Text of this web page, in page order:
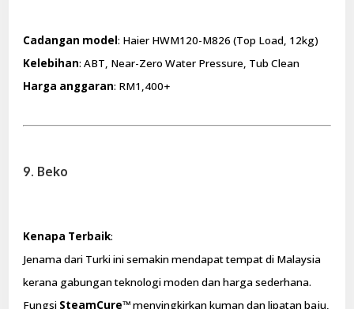
Cadangan model: Haier HWM120-M826 (Top Load, 12kg)
Kelebihan: ABT, Near-Zero Water Pressure, Tub Clean
Harga anggaran: RM1,400+
9. Beko
Kenapa Terbaik:
Jenama dari Turki ini semakin mendapat tempat di Malaysia
kerana gabungan teknologi moden dan harga sederhana.
Fungsi SteamCure™menyingkirkan kuman dan lipatan baju,